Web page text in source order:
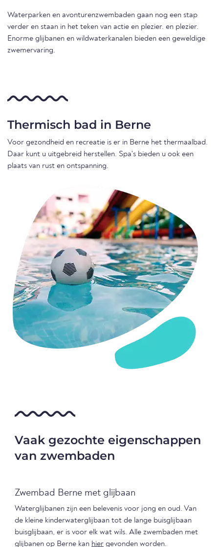
Waterparken en avonturenzwembaden gaan nog een stap
verder en staan in het teken van actie en plezier. en plezier.
Enorme glijbanen en wildwaterkanalen bieden een geweldige
zwemervaring.
Thermisch bad in Berne
Voor gezondheid en recreatie is er in Berne het thermaalbad.
Daar kunt u uitgebreid herstellen. Spa's bieden u ook een
plaats van rust en ontspanning.
Vaak gezochte eigenschappen
van zwembaden
Zwembad Berne met glijbaan
Waterglijbanen zijn een belevenis voor jong en oud. Van
de kleine kinderwaterglijbaan tot de lange buisglijbaan
buisglijbaan, er is voor elk wat wils. Alle zwembaden met
glijbanen op Berne kan hier gevonden worden.